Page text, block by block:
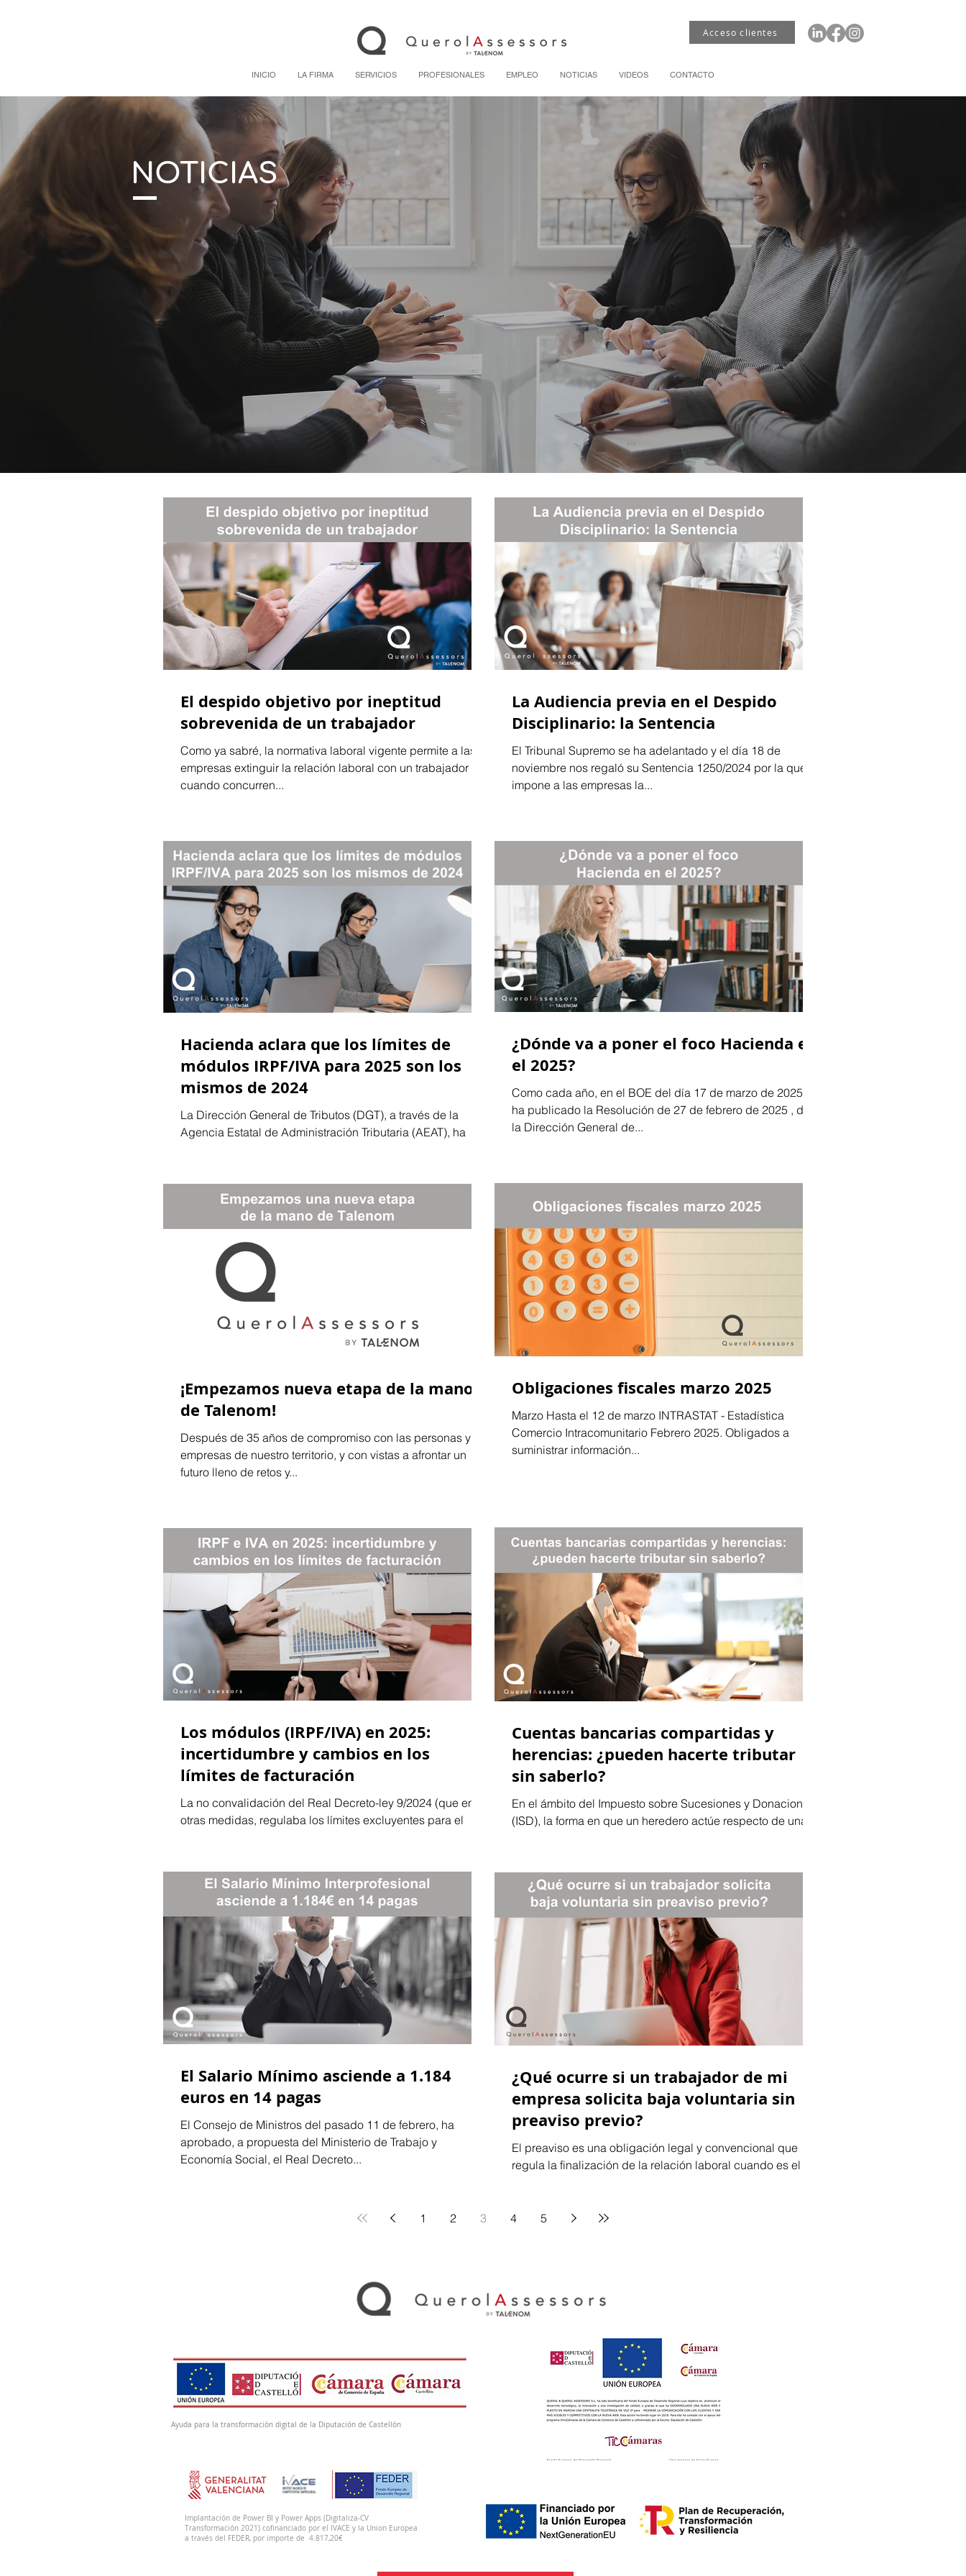
Acceso clientes
INICIO LA FIRMA SERVICIOS PROFESIONALES EMPLEO NOTICIAS VIDEOS CONTACTO
NOTICIAS
El despido objetivo por ineptitud
sobrevenida de un trabajador
Como ya sabré, la normativa laboral vigente permite a las
empresas extinguir la relación laboral con un trabajador
cuando concurren...
La Audiencia previa en el Despido
Disciplinario: la Sentencia
El Tribunal Supremo se ha adelantado y el día 18 de
noviembre nos regaló su Sentencia 1250/2024 por la que
impone a las empresas la...
Hacienda aclara que los límites de
módulos IRPF/IVA para 2025 son los
mismos de 2024
La Dirección General de Tributos (DGT), a través de la
Agencia Estatal de Administración Tributaria (AEAT), ha
¿Dónde va a poner el foco Hacienda en
el 2025?
Como cada año, en el BOE del día 17 de marzo de 2025 se
ha publicado la Resolución de 27 de febrero de 2025 , de
la Dirección General de...
¡Empezamos nueva etapa de la mano
de Talenom!
Después de 35 años de compromiso con las personas y
empresas de nuestro territorio, y con vistas a afrontar un
futuro lleno de retos y...
Obligaciones fiscales marzo 2025
Marzo Hasta el 12 de marzo INTRASTAT - Estadística
Comercio Intracomunitario Febrero 2025. Obligados a
suministrar información...
Los módulos (IRPF/IVA) en 2025:
incertidumbre y cambios en los
límites de facturación
La no convalidación del Real Decreto-ley 9/2024 (que entre
otras medidas, regulaba los límites excluyentes para el
Cuentas bancarias compartidas y
herencias: ¿pueden hacerte tributar
sin saberlo?
En el ámbito del Impuesto sobre Sucesiones y Donaciones
(ISD), la forma en que un heredero actúe respecto de una
El Salario Mínimo asciende a 1.184
euros en 14 pagas
El Consejo de Ministros del pasado 11 de febrero, ha
aprobado, a propuesta del Ministerio de Trabajo y
Economía Social, el Real Decreto...
¿Qué ocurre si un trabajador de mi
empresa solicita baja voluntaria sin
preaviso previo?
El preaviso es una obligación legal y convencional que
regula la finalización de la relación laboral cuando es el
1 2 3 4 5
Ayuda para la transformación digital de la Diputación de Castellón
Implantación de Power BI y Power Apps (Digitaliza-CV
Transformación 2021) cofinanciado por el IVACE y la Union Europea
a través del FEDER, por importe de 4.817,20€